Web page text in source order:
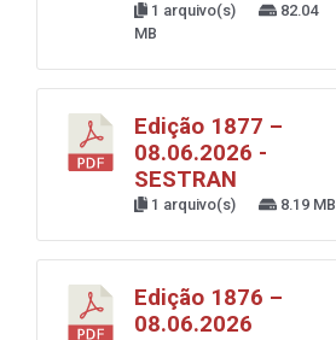
1 arquivo(s)
82.04
MB
Edição 1877 –
08.06.2026 -
SESTRAN
1 arquivo(s) 8.19 MB
Edição 1876 –
08.06.2026